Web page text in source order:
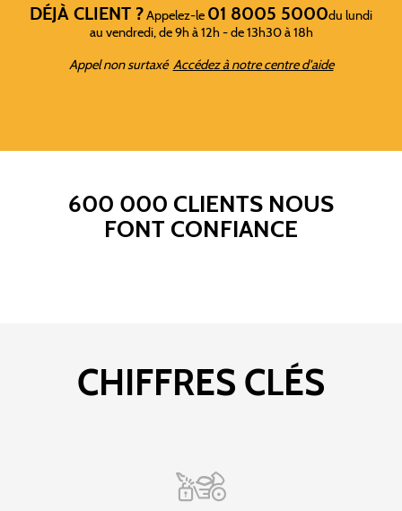
DÉJÀ CLIENT ?Appelez-le 01 8005 5000du lundi
au vendredi, de 9h à 12h - de 13h30 à 18h
Appel non surtaxé Accédez à notre centre d'aide
600 000 CLIENTS NOUS
FONT CONFIANCE
CHIFFRES CLÉS